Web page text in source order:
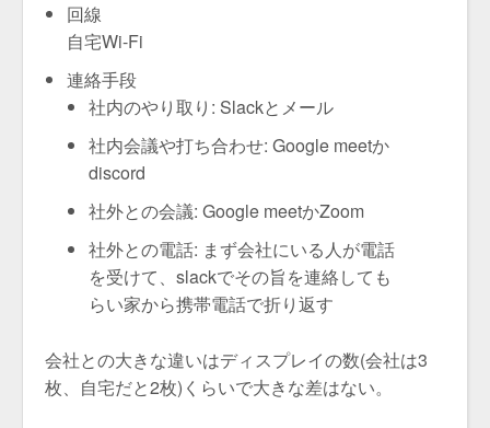
回線
自宅Wi-Fi
連絡手段
社内のやり取り: Slackとメール
社内会議や打ち合わせ: Google meetか
discord
社外との会議: Google meetかZoom
社外との電話: まず会社にいる人が電話
を受けて、slackでその旨を連絡しても
らい家から携帯電話で折り返す
会社との大きな違いはディスプレイの数(会社は3
枚、自宅だと2枚)くらいで大きな差はない。